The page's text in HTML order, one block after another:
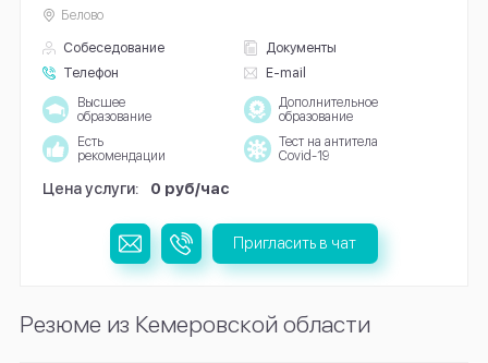
Собеседование
Документы
Телефон
E-mail
Белово
Высшее
образование
Дополнительное
образование
Есть
рекомендации
Тест на антитела
Covid-19
Цена услуги: 0 руб/час
Пригласить в чат
Резюме из Кемеровской области